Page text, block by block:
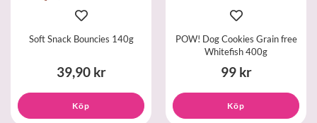
Soft Snack Bouncies 140g
39,90 kr
Köp
POW! Dog Cookies Grain free
Whitefish 400g
99 kr
Köp